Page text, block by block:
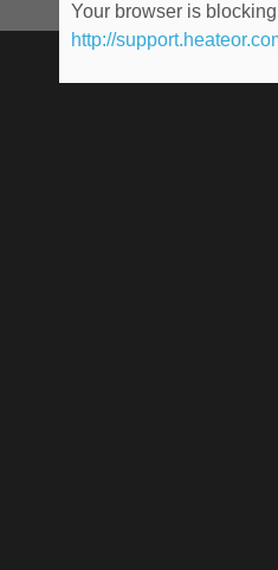
Your browser is
http://